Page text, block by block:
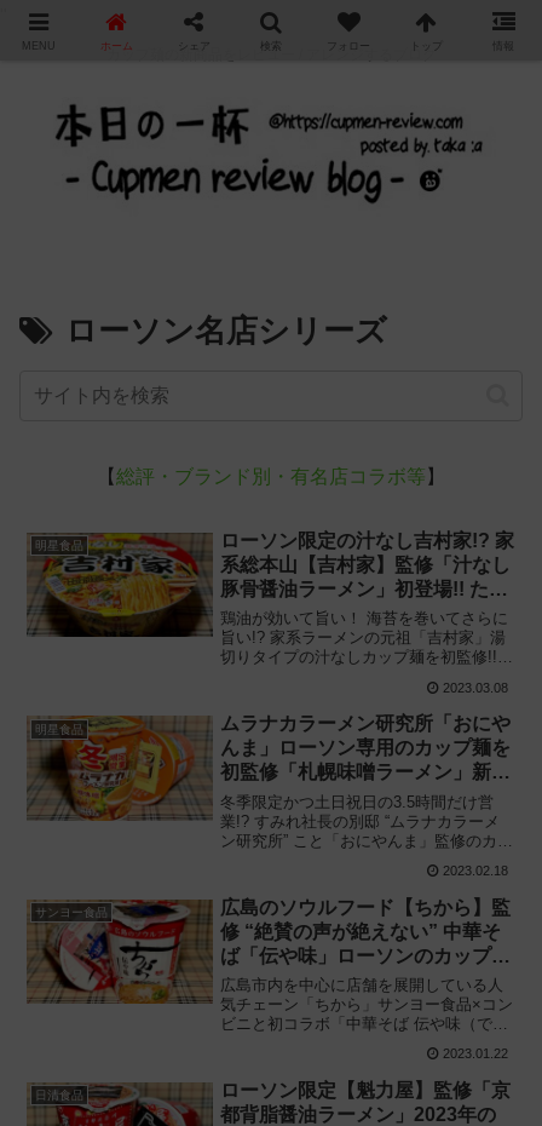
カップ麺の新商品をレビュー / アレンジするブログ
ローソン名店シリーズ
【総評・ブランド別・有名店コラボ等 】
明星食品
ローソン限定の汁なし吉村家!? 家
系総本山【吉村家】監修「汁なし
豚骨醤油ラーメン」初登場!! ただ
し “海苔の使い方” に気を付けて
鶏油が効いて旨い！ 海苔を巻いてさらに
旨い!? 家系ラーメンの元祖「吉村家」湯
切りタイプの汁なしカップ麺を初監修!!
監修 汁なし豚骨醤油ラーメン」を食べて
みた感想と評価・レビューです。
2023.03.08
明星食品
ムラナカラーメン研究所「おにや
んま」ローソン専用のカップ麺を
初監修「札幌味噌ラーメン」新発
売!!
冬季限定かつ土日祝日の3.5時間だけ営
業!? すみれ社長の別邸 “ムラナカラーメ
ン研究所” こと「おにやんま」監修のカッ
「ムラナカラーメン研究所 札幌味噌ラー
メン」を食べてみた感想と評価・レビュ
ーです。
2023.02.18
サンヨー食品
広島のソウルフード【ちから】監
修 “絶賛の声が絶えない” 中華そ
ば「伝や味」ローソンのカップ麺
で全国進出!!
広島市内を中心に店舗を展開している人
気チェーン「ちから」サンヨー食品×コン
ビニと初コラボ「中華そば 伝や味（でん
から監修「広島中華そば 伝や味」を食べ
てみた感想と評価・レビューです。
2023.01.22
日清食品
ローソン限定【魁力屋】監修「京
都背脂醤油ラーメン」2023年の
MENU ホーム シェア 検索 フォロー トップ 情報